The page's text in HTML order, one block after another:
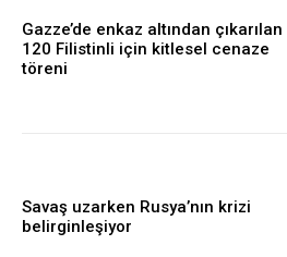
Gazze’de enkaz altından çıkarılan
120 Filistinli için kitlesel cenaze
töreni
Savaş uzarken Rusya’nın krizi
belirginleşiyor